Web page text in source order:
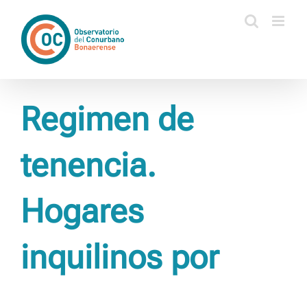
contenido
Regimen de
tenencia.
Hogares
inquilinos por